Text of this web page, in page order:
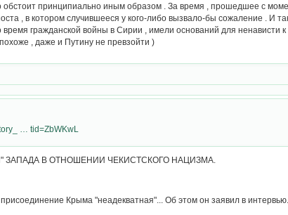
обстоит принципиально иным образом . За время , прошедшее с
, в котором случившееся у кого-либо вызвало-бы сожаление . И
гражданской войны в Сирии , имели оснований для ненависти
, даже и Путину не превзойти )
… tid=ZbWKwL
ЗАПАДА В ОТНОШЕНИИ ЧЕКИСТСКОГО НАЦИЗМА.
Крыма "неадекватная"... Об этом он заявил в